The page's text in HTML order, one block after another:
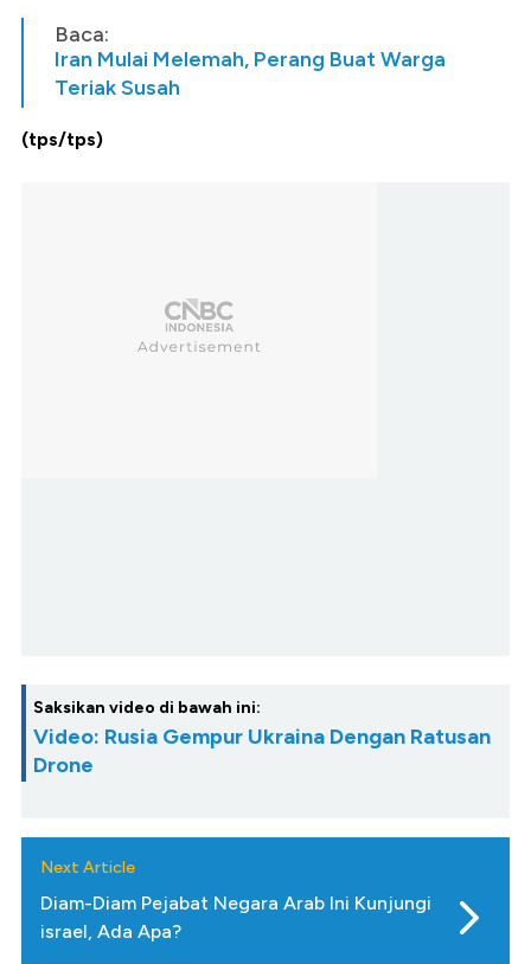
Baca:
Iran Mulai Melemah, Perang Buat Warga
Teriak Susah
(tps/tps)
Saksikan video di bawah ini:
Video: Rusia Gempur Ukraina Dengan Ratusan
Drone
Next Article
Diam-Diam Pejabat Negara Arab Ini Kunjungi
israel, Ada Apa?